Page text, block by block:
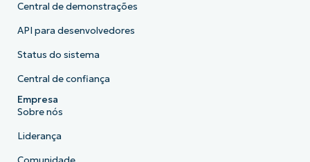
Central de demonstrações
API para desenvolvedores
Status do sistema
Central de confiança
Empresa
Sobre nós
Liderança